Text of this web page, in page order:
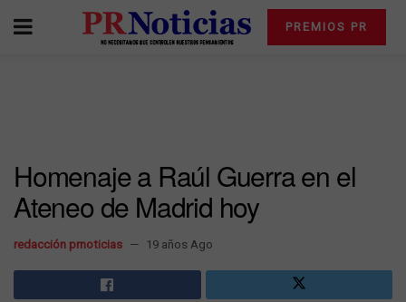
PREMIOS PR
Homenaje a Raúl Guerra en el
Ateneo de Madrid hoy
redacción prnoticias 19 años Ago